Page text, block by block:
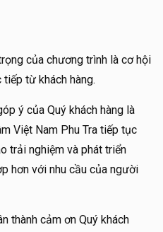
của chương trình là cơ hội
từ khách hàng.
ý của Quý khách hàng là
Việt Nam Phu Tra tiếp tục
trải nghiệm và phát triển
hơn với nhu cầu của người
thành cảm ơn Quý khách